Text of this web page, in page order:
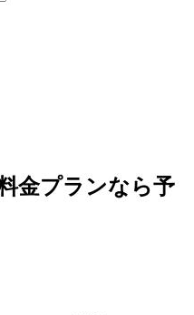
金プランなら予